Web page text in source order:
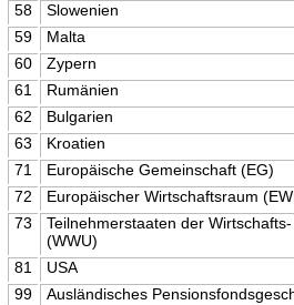
58
Slowenien
59
Malta
60
Zypern
61
Rumänien
62
Bulgarien
63
Kroatien
71
Europäische Gemeinschaft (EG)
72
Europäischer Wirtschaftsraum
73
Teilnehmerstaaten der
(WWU)
81
USA
99
Ausländisches